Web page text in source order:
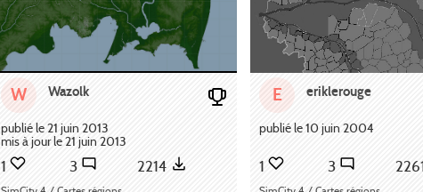
W Wazolk
publié le 21 juin 2013
mis à jour le 21 juin 2013
1 3 2214
E eriklerouge
publié le 10 juin 2004
1 3